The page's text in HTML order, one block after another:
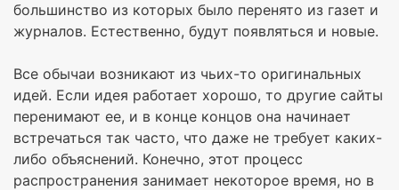
большинство из которых было перенято из газет и
журналов. Естественно, будут появляться и новые.
Все обычаи возникают из чьих-то оригинальных
идей. Если идея работает хорошо, то другие сайты
перенимают ее, и в конце концов она начинает
встречаться так часто, что даже не требует каких-
либо объяснений. Конечно, этот процесс
распространения занимает некоторое время, но в